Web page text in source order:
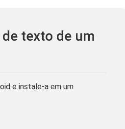
texto de um
e instale-a em um